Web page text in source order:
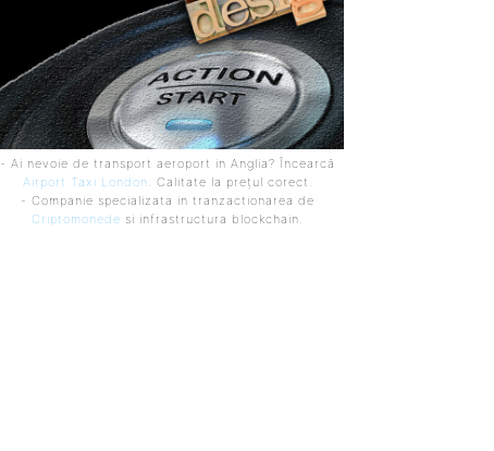
- Ai nevoie de transport aeroport in Anglia? Încearcă
Airport Taxi London . Calitate la prețul corect.
- Companie specializata in tranzactionarea de
Criptomonede si infrastructura blockchain.